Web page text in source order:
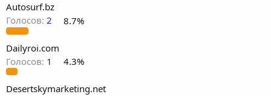
Autosurf.bz
Голосов: 2 8.7%
Dailyroi.com
Голосов: 1 4.3%
Desertskymarketing.net